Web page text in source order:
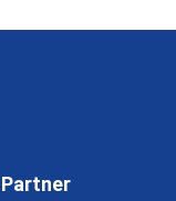
Partner